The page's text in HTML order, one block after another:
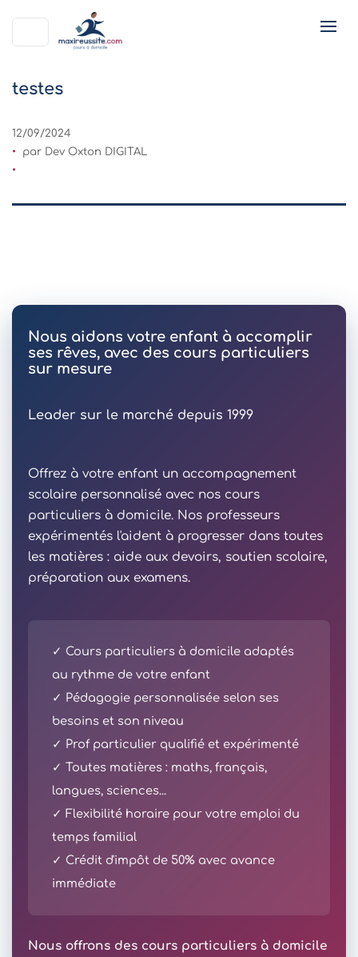
testes
12/09/2024
par Dev Oxton DIGITAL
Nous aidons votre enfant à accomplir
ses rêves, avec des cours particuliers
sur mesure
Leader sur le marché depuis 1999
Offrez à votre enfant un accompagnement
scolaire personnalisé avec nos cours
particuliers à domicile. Nos professeurs
expérimentés l'aident à progresser dans toutes
les matières : aide aux devoirs, soutien scolaire,
préparation aux examens.
✓ Cours particuliers à domicile adaptés
au rythme de votre enfant
✓ Pédagogie personnalisée selon ses
besoins et son niveau
✓ Prof particulier qualifié et expérimenté
✓ Toutes matières : maths, français,
langues, sciences...
✓ Flexibilité horaire pour votre emploi du
temps familial
✓ Crédit d'impôt de 50% avec avance
immédiate
Nous offrons des cours particuliers à domicile